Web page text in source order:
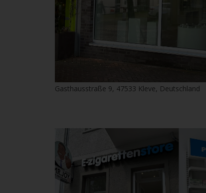
Gasthausstraße 9, 47533 Kleve, Deutschland